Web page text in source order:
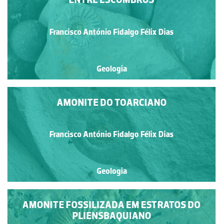
Francisco António Fidalgo Félix Dias
Geologia
AMONITE DO TOARCIANO
Francisco António Fidalgo Félix Dias
Geologia
AMONITE FOSSILIZADA EM ESTRATOS DO
PLIENSBAQUIANO